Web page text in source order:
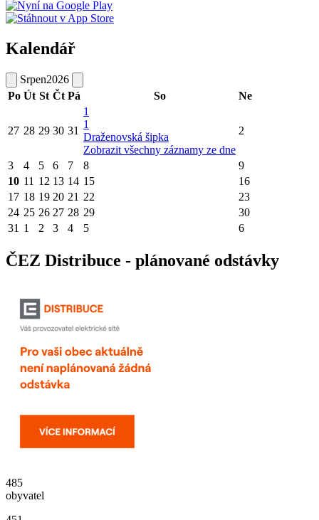
Kalendář
Srpen2026
Po Út St Čt Pá So Ne
27 28 29 30 31
1
1
Draženovská šipka
Zobrazit všechny záznamy ze dne
2
3 4 5 6 7 8
9
10 11 12 13 14 15
16
17 18 19 20 21 22
23
24 25 26 27 28 29
30
31 1 2 3 4 5 6
ČEZ Distribuce - plánované odstávky
485
obyvatel